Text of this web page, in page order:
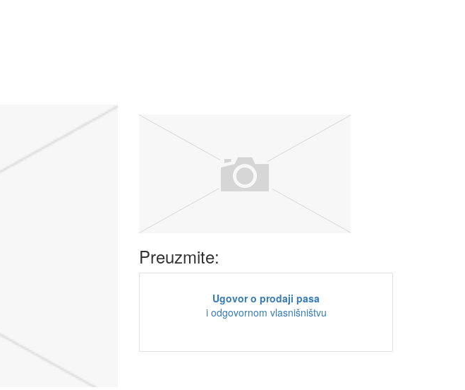
Preuzmite:
Ugovor o prodaji pasa
i odgovornom vlasnišništvu